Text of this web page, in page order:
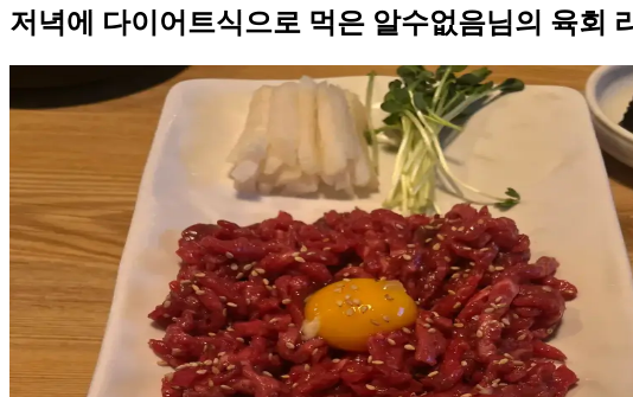
저녁에 다이어트식으로 먹은 알수없음님의 육회